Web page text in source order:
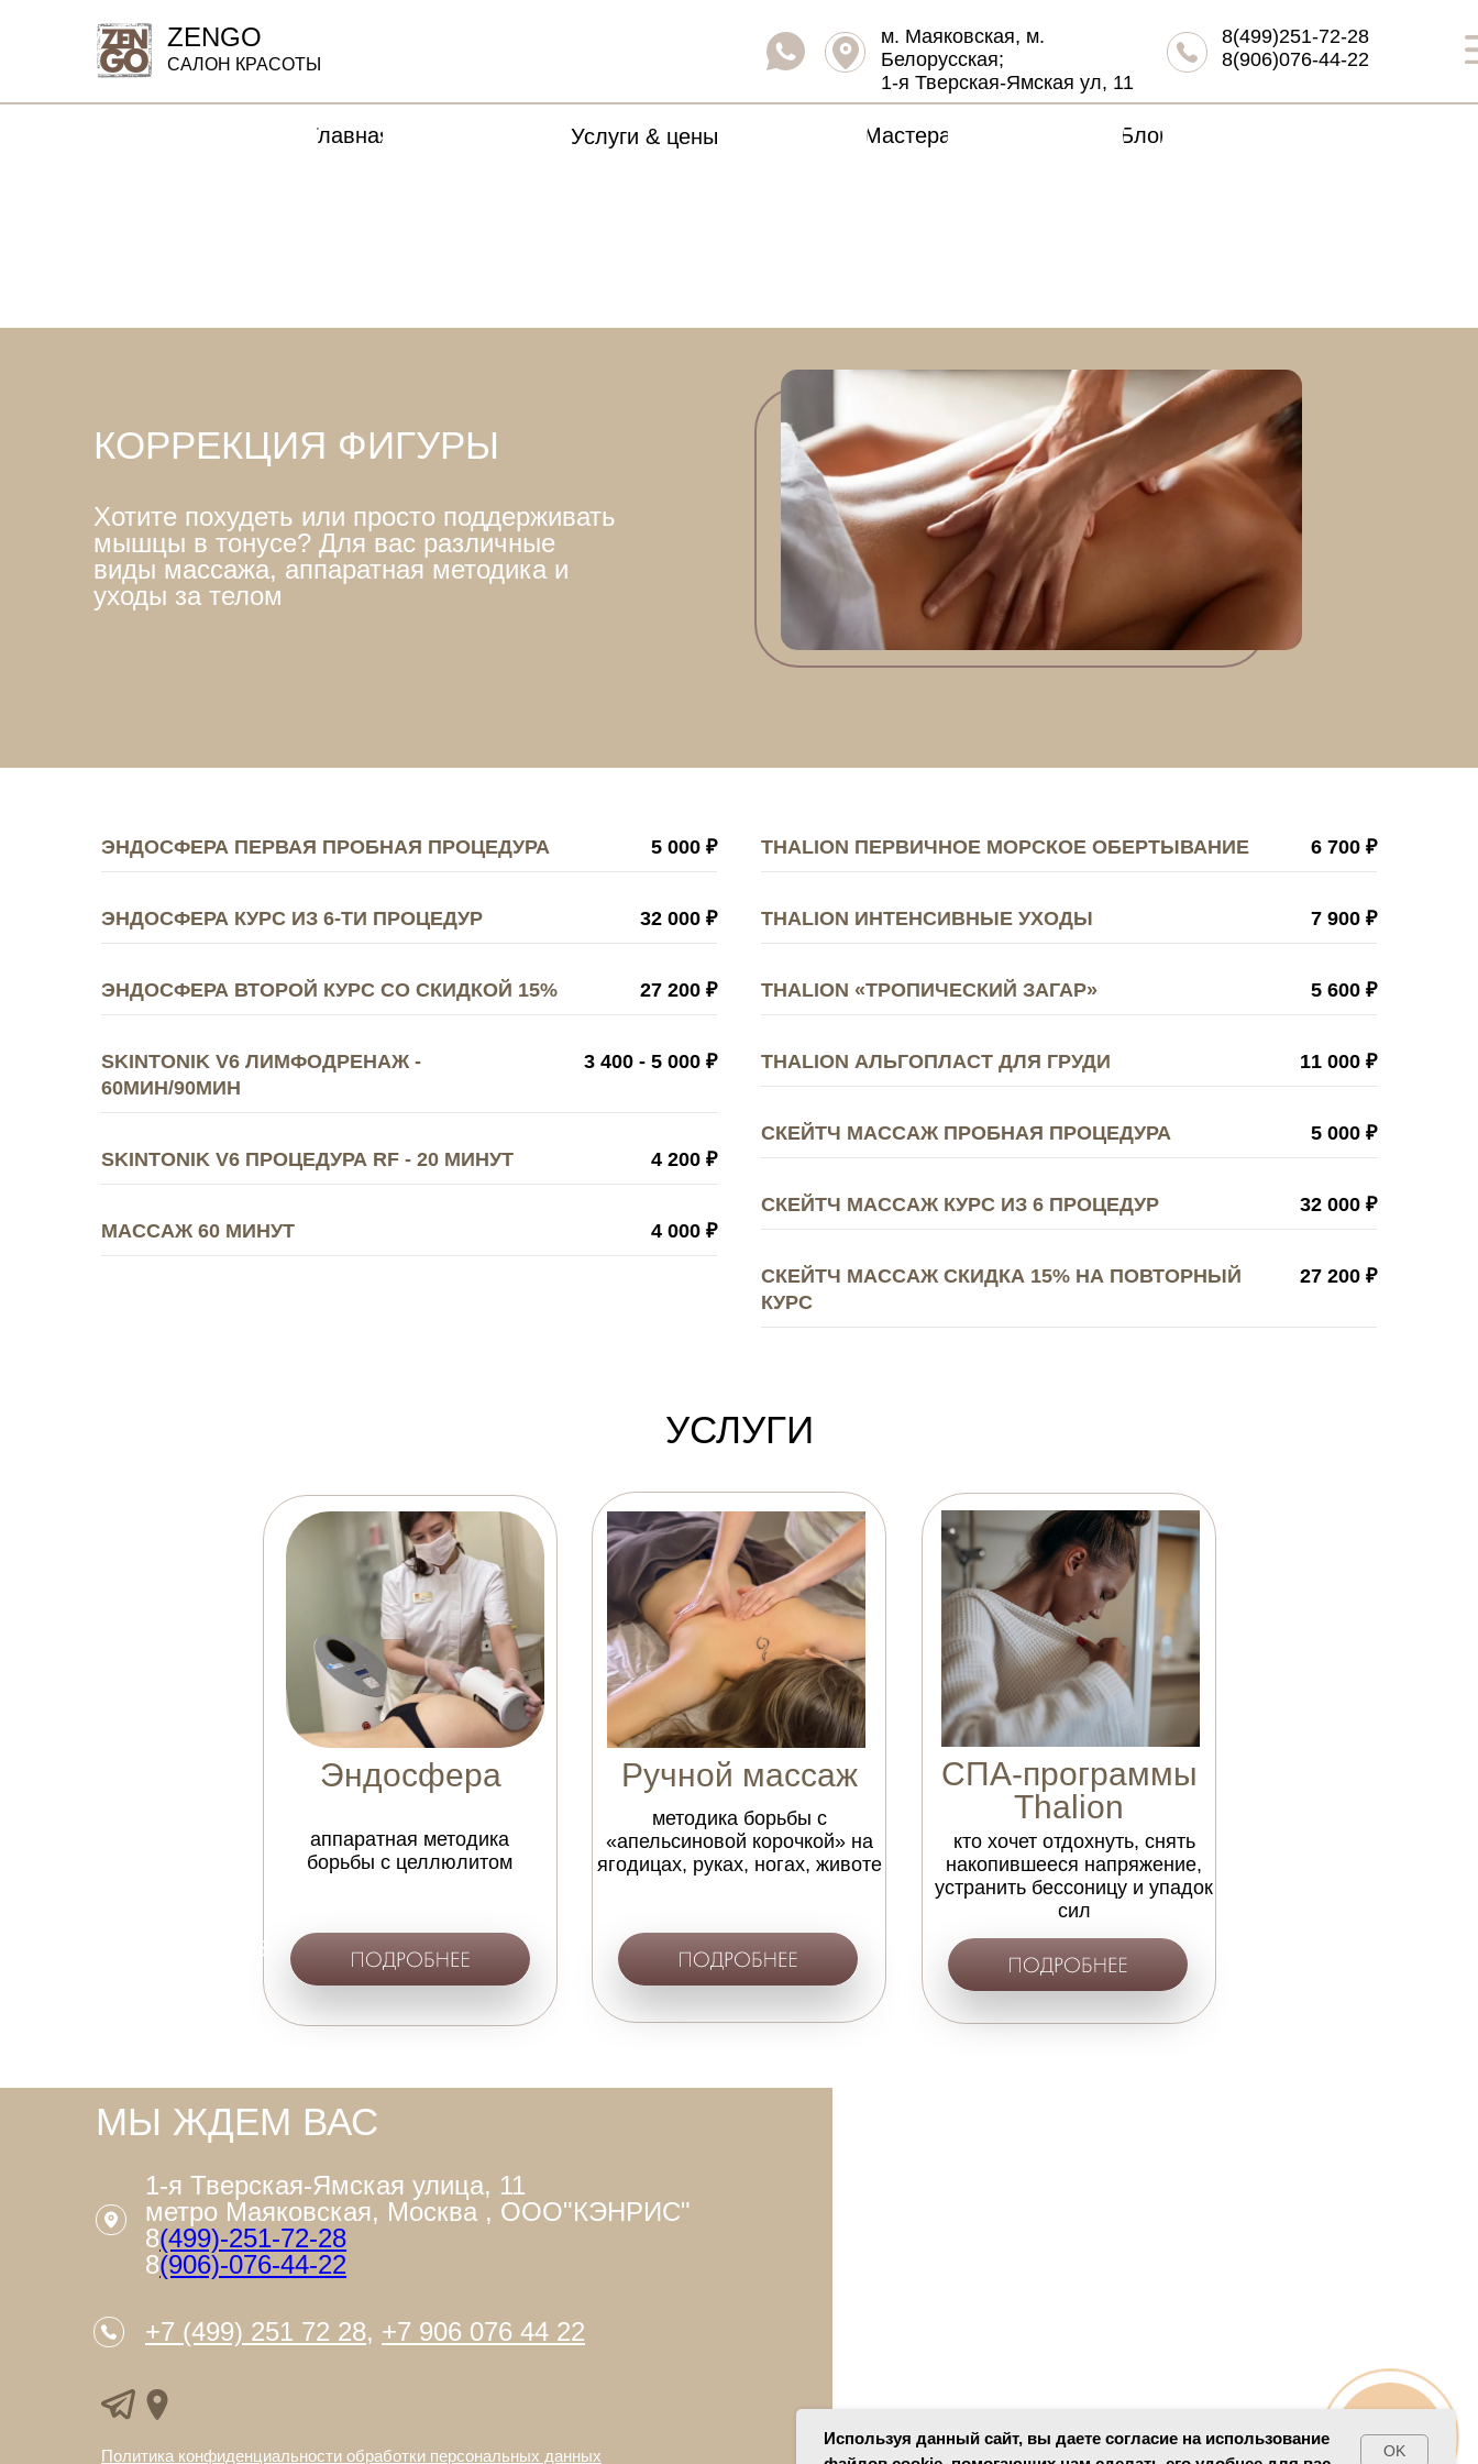
8(499)251-72-28
8(906)076-44-22
м. Маяковская, м.
Белорусская;
1-я Тверская-Ямская ул, 11
ZENGO
САЛОН КРАСОТЫ
Главная Услуги & цены Мастера Блог
КОРРЕКЦИЯ ФИГУРЫ
Хотите похудеть или просто поддерживать
мышцы в тонусе? Для вас различные
виды массажа, аппаратная методика и
уходы за телом
ЭНДОСФЕРА ПЕРВАЯ ПРОБНАЯ ПРОЦЕДУРА 5 000 ₽
ЭНДОСФЕРА КУРС ИЗ 6-ТИ ПРОЦЕДУР 32 000 ₽
ЭНДОСФЕРА ВТОРОЙ КУРС СО СКИДКОЙ 15% 27 200 ₽
SKINTONIK V6 ЛИМФОДРЕНАЖ -
60МИН/90МИН
3 400 - 5 000 ₽
SKINTONIK V6 ПРОЦЕДУРА RF - 20 МИНУТ 4 200 ₽
МАССАЖ 60 МИНУТ 4 000 ₽
THALION ПЕРВИЧНОЕ МОРСКОЕ ОБЕРТЫВАНИЕ 6 700 ₽
THALION ИНТЕНСИВНЫЕ УХОДЫ 7 900 ₽
THALION «ТРОПИЧЕСКИЙ ЗАГАР» 5 600 ₽
THALION АЛЬГОПЛАСТ ДЛЯ ГРУДИ 11 000 ₽
СКЕЙТЧ МАССАЖ ПРОБНАЯ ПРОЦЕДУРА 5 000 ₽
СКЕЙТЧ МАССАЖ КУРС ИЗ 6 ПРОЦЕДУР 32 000 ₽
СКЕЙТЧ МАССАЖ СКИДКА 15% НА ПОВТОРНЫЙ
КУРС
27 200 ₽
УСЛУГИ
Эндосфера
аппаратная методика
борьбы с целлюлитом
Подробнее
СПА-программы
Thalion
Ручной массаж
методика борьбы с
«апельсиновой корочкой» на
ягодицах, руках, ногах, животе
кто хочет отдохнуть, снять
накопившееся напряжение,
устранить бессоницу и упадок
сил
Используя данный сайт, вы даете согласие на использование
OK
1-я Тверская-Ямская улица, 11
метро Маяковская, Москва , ООО"КЭНРИС"
8(499)-251-72-28
8(906)-076-44-22
+7 (499) 251 72 28, +7 906 076 44 22
Политика конфиденциальности обработки персональных данных
МЫ ЖДЕМ ВАС
запись